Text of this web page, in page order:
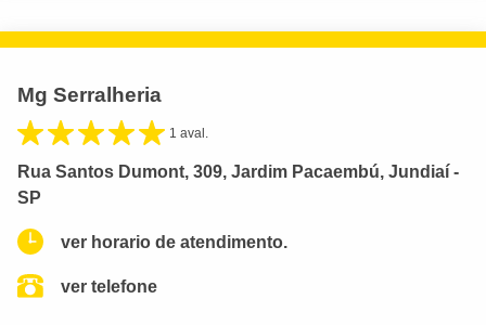
Mg Serralheria
1 aval.
Rua Santos Dumont, 309, Jardim Pacaembú, Jundiaí -
SP
ver horario de atendimento.
ver telefone